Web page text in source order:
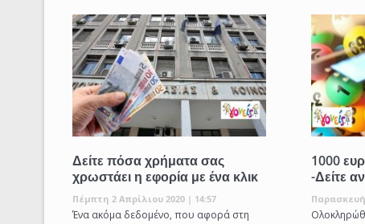
Δείτε πόσα χρήματα σας
χρωστάει η εφορία με ένα κλικ
Πέμπτη 2 Απρίλιου 2020 | 14:57
Ένα ακόμα δεδομένο, που αφορά στη
1000
-Δείτε
Παρασκευή